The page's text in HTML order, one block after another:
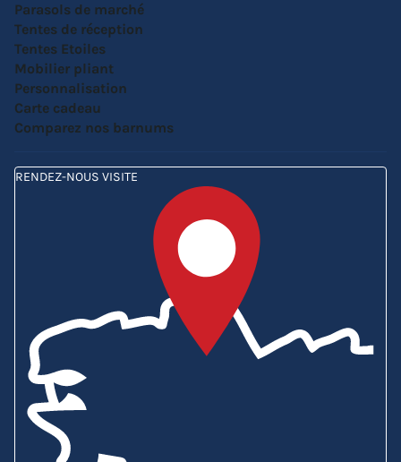
Parasols de marché
Tentes de réception
Tentes Etoiles
Mobilier pliant
Personnalisation
Carte cadeau
Comparez nos barnums
RENDEZ-NOUS VISITE